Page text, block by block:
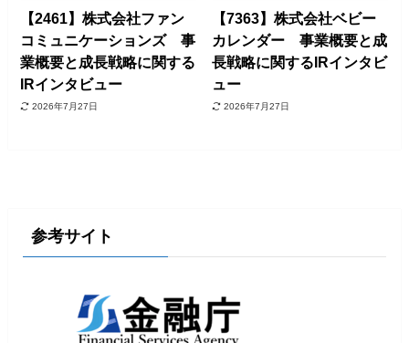
【2461】株式会社ファン
コミュニケーションズ 事
業概要と成長戦略に関する
IRインタビュー
2026年7月27日
【7363】株式会社ベビー
カレンダー 事業概要と成
長戦略に関するIRインタビ
ュー
2026年7月27日
参考サイト